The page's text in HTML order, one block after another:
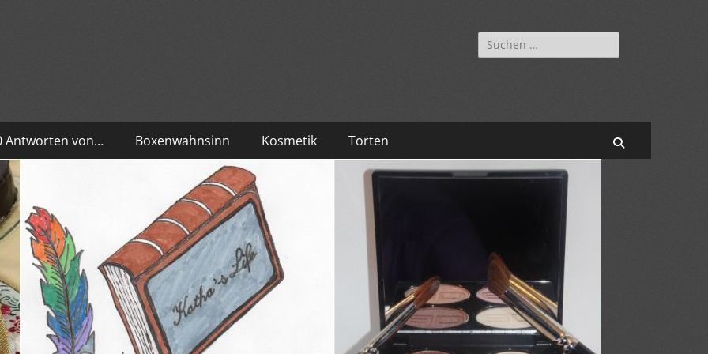
Suchen
nach:
Antworten von… Boxenwahnsinn Kosmetik Torten